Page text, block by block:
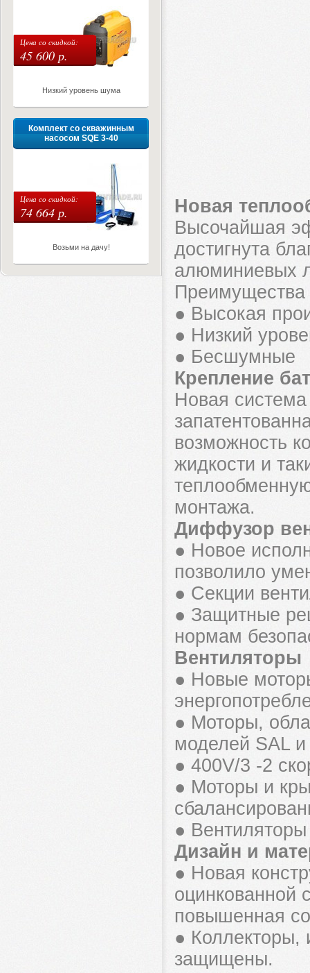
Цена со скидкой:
45 600 р.
Низкий уровень шума
Комплект со скважинным
насосом SQE 3-40
Цена со скидкой:
74 664 р.
Возьми на дачу!
Новая
Высочайшая
достигнута
алюминиевых
Преимущества
● Высокая
● Низкий
● Бесшумные
Крепление
Новая
возможность
жидкости и
монтажа.
Диффузор
● Новое
позволило
● Секции
● Защитные
нормам
Вентиляторы
● Новые
● Моторы,
моделей SAL
● 400V/3 -2
● Моторы и
●
Дизайн и
● Новая
оцинкованной
повышенная
● Коллекторы,
защищены.